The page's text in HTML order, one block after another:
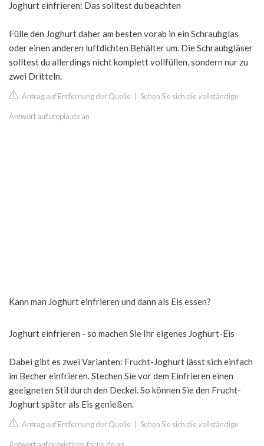
Joghurt einfrieren: Das solltest du beachten
Fülle den Joghurt daher am besten vorab in ein Schraubglas
oder einen anderen luftdichten Behälter um. Die Schraubgläser
solltest du allerdings nicht komplett vollfüllen, sondern nur zu
zwei Dritteln.
Antrag auf Entfernung der Quelle Sehen Sie sich die vollständige
Antwort auf utopia.de an
Kann man Joghurt einfrieren und dann als Eis essen?
Joghurt einfrieren - so machen Sie Ihr eigenes Joghurt-Eis
Dabei gibt es zwei Varianten: Frucht-Joghurt lässt sich einfach
im Becher einfrieren. Stechen Sie vor dem Einfrieren einen
geeigneten Stil durch den Deckel. So können Sie den Frucht-
Joghurt später als Eis genießen.
Antrag auf Entfernung der Quelle Sehen Sie sich die vollständige